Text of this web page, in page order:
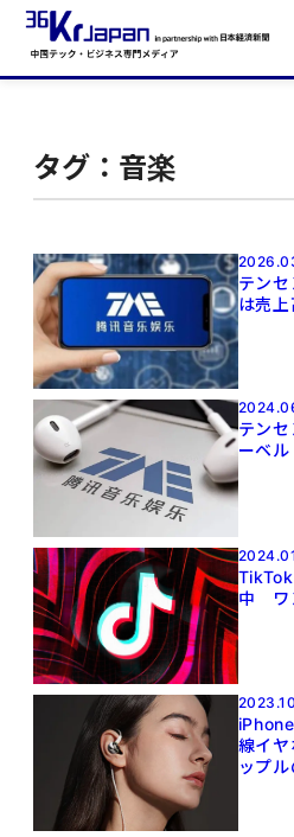
タグ：音楽
テン
は売上
テン
ーベ
中 ワ
線イ
ップ